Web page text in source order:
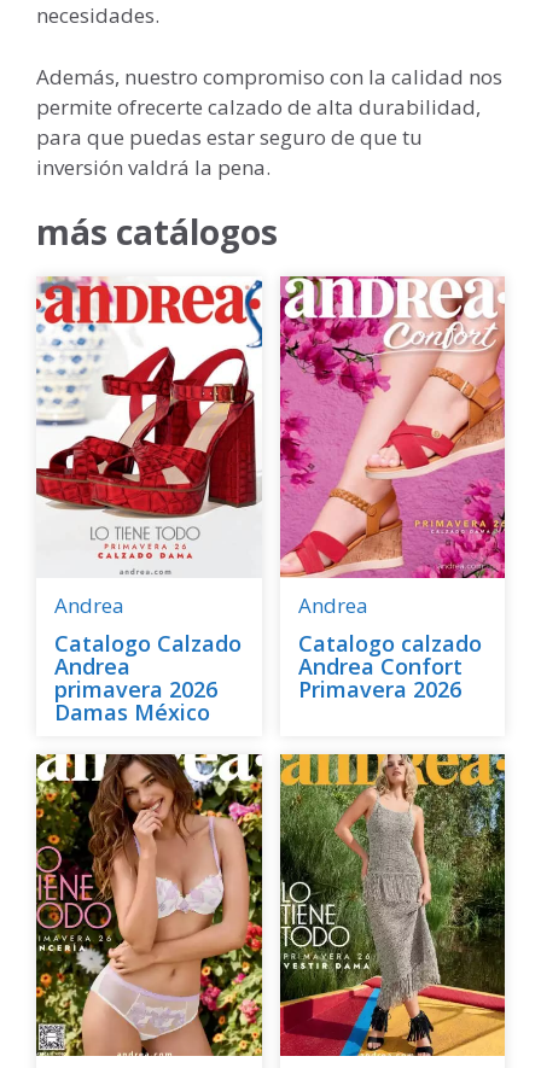
necesidades.
Además, nuestro compromiso con la calidad nos
permite ofrecerte calzado de alta durabilidad,
para que puedas estar seguro de que tu
inversión valdrá la pena.
más catálogos
Andrea
Catalogo Calzado
Andrea
primavera 2026
Damas México
Andrea
Catalogo calzado
Andrea Confort
Primavera 2026